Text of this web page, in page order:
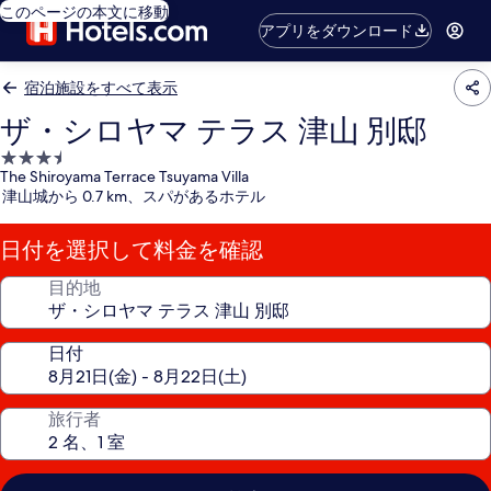
このページの本文に移動
アプリをダウンロード
宿泊施設をすべて表示
ザ・シロヤマ テラス 津山 別邸
3.5
つ
星
宿
泊
施
The Shiroyama Terrace Tsuyama Villa
津山城から 0.7 km、スパがあるホテル
日付を選択して料金を確認
目的地
日付
旅行者